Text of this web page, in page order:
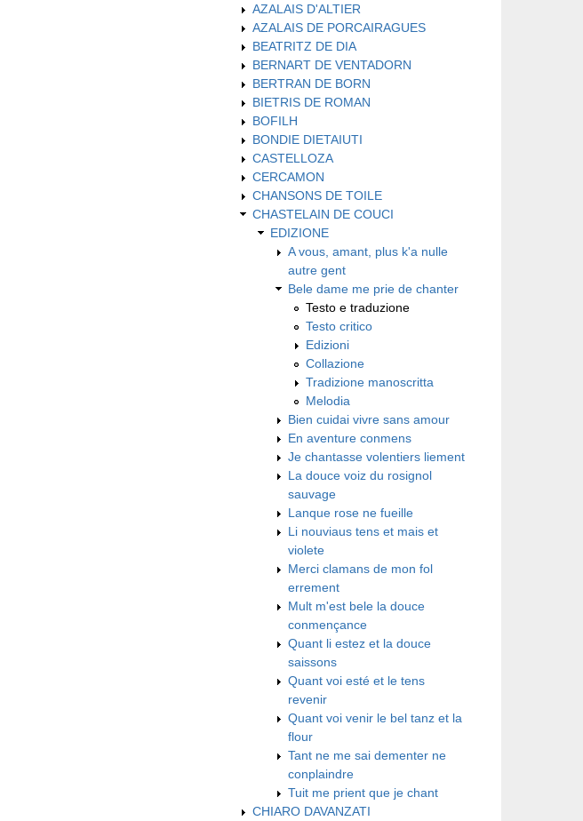
AZALAIS D'ALTIER
AZALAIS DE PORCAIRAGUES
BEATRITZ DE DIA
BERNART DE VENTADORN
BERTRAN DE BORN
BIETRIS DE ROMAN
BOFILH
BONDIE DIETAIUTI
CASTELLOZA
CERCAMON
CHANSONS DE TOILE
CHASTELAIN DE COUCI
EDIZIONE
A vous, amant, plus k'a nulle
autre gent
Bele dame me prie de chanter
Testo e traduzione
Testo critico
Edizioni
Collazione
Tradizione manoscritta
Melodia
Bien cuidai vivre sans amour
En aventure conmens
Je chantasse volentiers liement
La douce voiz du rosignol
sauvage
Lanque rose ne fueille
Li nouviaus tens et mais et
violete
Merci clamans de mon fol
errement
Mult m'est bele la douce
conmençance
Quant li estez et la douce
saissons
Quant voi esté et le tens
revenir
Quant voi venir le bel tanz et la
flour
Tant ne me sai dementer ne
conplaindre
Tuit me prient que je chant
CHIARO DAVANZATI